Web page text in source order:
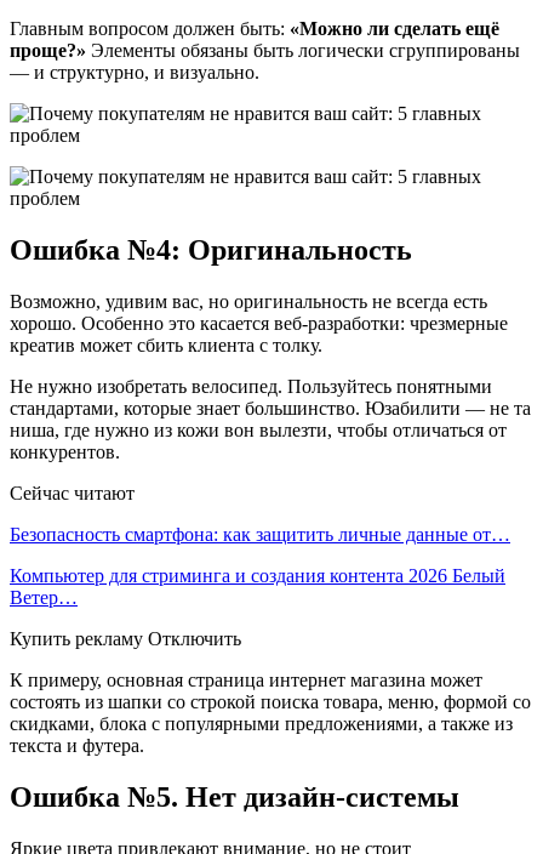
Главным вопросом должен быть: «Можно ли сделать ещё
проще?» Элементы обязаны быть логически сгруппированы
— и структурно, и визуально.
Ошибка №4: Оригинальность
Возможно, удивим вас, но оригинальность не всегда есть
хорошо. Особенно это касается веб-разработки: чрезмерные
креатив может сбить клиента с толку.
Не нужно изобретать велосипед. Пользуйтесь понятными
стандартами, которые знает большинство. Юзабилити — не та
ниша, где нужно из кожи вон вылезти, чтобы отличаться от
конкурентов.
Сейчас читают
Безопасность смартфона: как защитить личные данные от…
Компьютер для стриминга и создания контента 2026 Белый
Ветер…
Купить рекламу Отключить
К примеру, основная страница интернет магазина может
состоять из шапки со строкой поиска товара, меню, формой со
скидками, блока с популярными предложениями, а также из
текста и футера.
Ошибка №5. Нет дизайн-системы
Яркие цвета привлекают внимание, но не стоит